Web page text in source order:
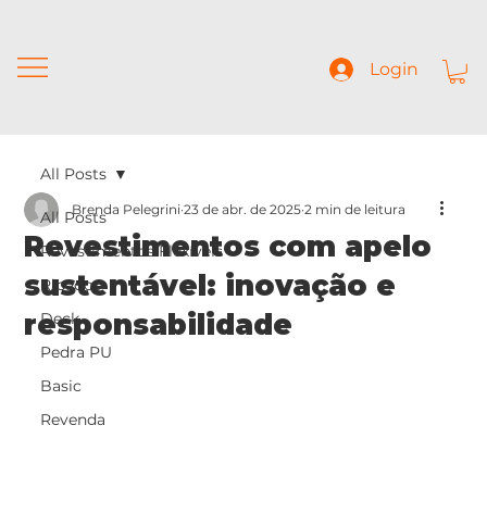
Login
All Posts
Revestimentos Flexíveis
Ripados
Deck
Pedra PU
Basic
Revenda
All Posts
Revestimentos com apelo
sustentável: inovação e
responsabilidade
Brenda Pelegrini 23 de abr. de 2025 2 min de leitura